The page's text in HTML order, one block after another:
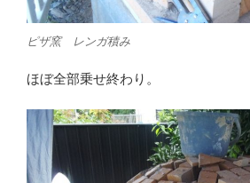
ピザ窯 レンガ積み
ほぼ全部乗せ終わり。